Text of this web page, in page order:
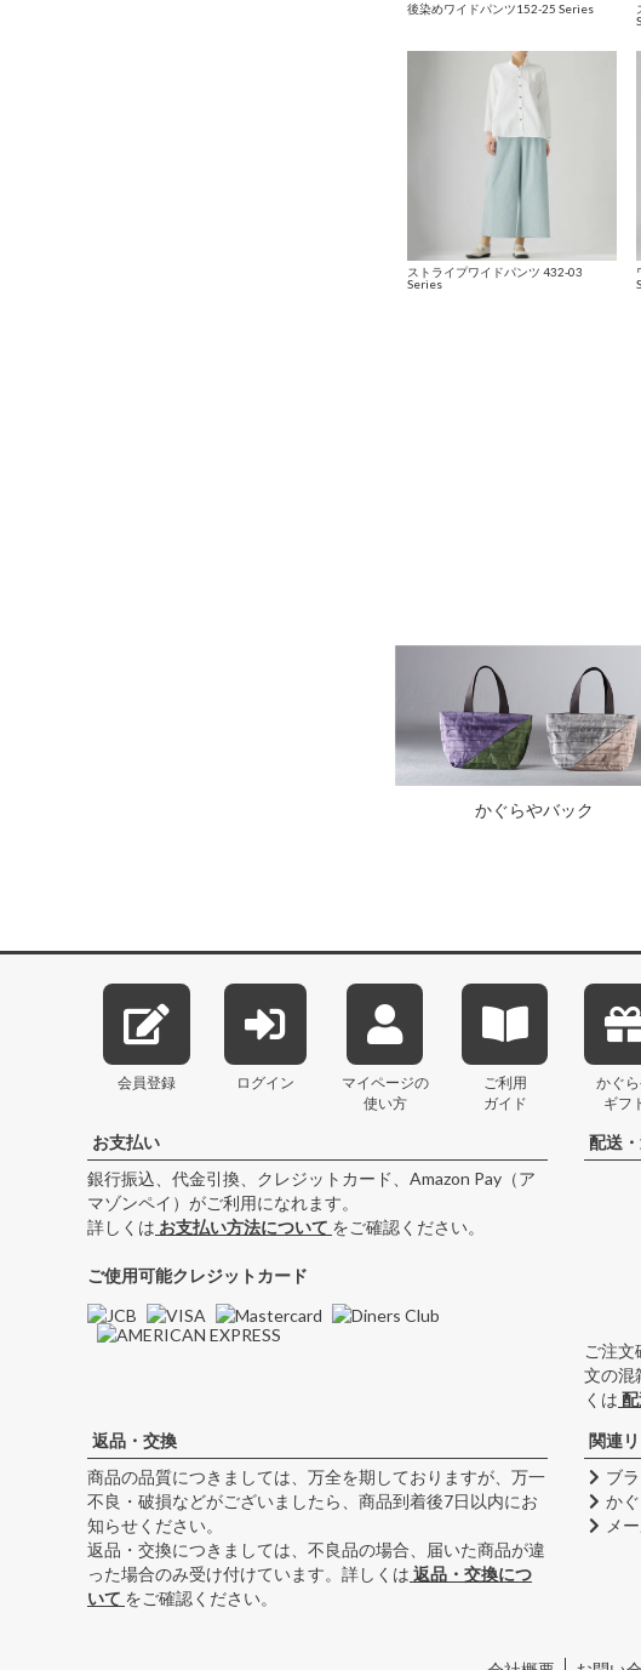
後染めワイドパンツ152-25 Series
ストライプワイドパンツ 432-03
Series
かぐらやバック
会員登録 ログイン
マイページの
使い方
ご利用
ガイド
かぐ
ギフ
お支払い
銀行振込、代金引換、クレジットカード、Amazon Pay（ア
マゾンペイ）がご利用になれます。
詳しくは お支払い方法について をご確認ください。
ご使用可能クレジットカード
配送
ご注
文の混
くは
返品・交換
商品の品質につきましては、万全を期しておりますが、万一
不良・破損などがございましたら、商品到着後7日以内にお
知らせください。
返品・交換につきましては、不良品の場合、届いた商品が違
った場合のみ受け付けています。詳しくは 返品・交換につ
いて をご確認ください。
関連
ブ
か
メ